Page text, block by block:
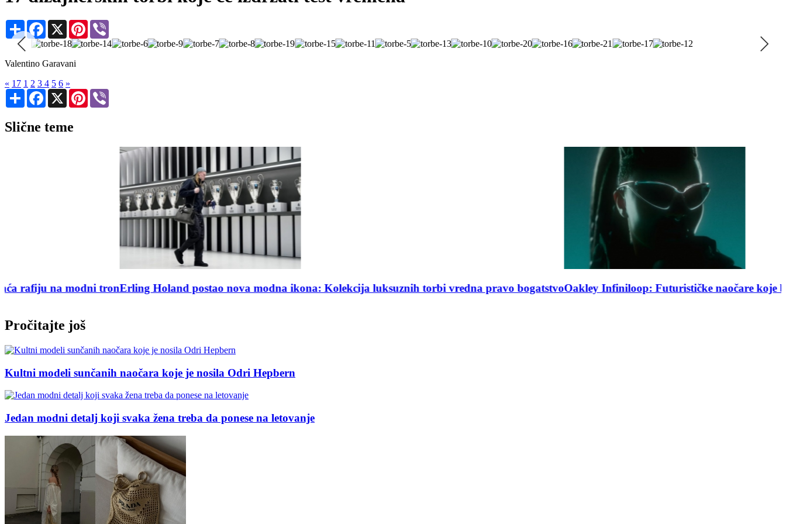
Share Facebook
X Pinterest
Valentino Garavani
« 17 1 2 3 4 5 6 »
Share Facebook
X Pinterest
Slične teme
Erling Holand postao nova modna ikona: Kolekcija luksuznih torbi vredna pravo bogatstvoOakley Infiniloop: Futurističke naočare koje brišu granice između
Pročitajte još
Kultni modeli sunčanih naočara koje je nosila Odri Hepbern
Jedan modni detalj koji svaka žena treba da ponese na letovanje